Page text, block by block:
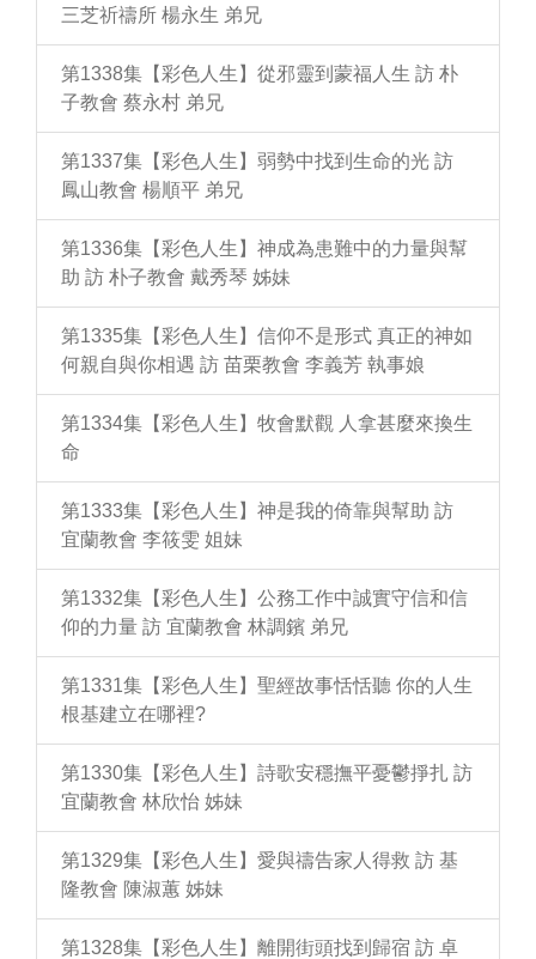
三芝祈禱所 楊永生 弟兄
第1338集【彩色人生】從邪靈到蒙福人生 訪 朴
子教會 蔡永村 弟兄
第1337集【彩色人生】弱勢中找到生命的光 訪
鳳山教會 楊順平 弟兄
第1336集【彩色人生】神成為患難中的力量與幫
助 訪 朴子教會 戴秀琴 姊妹
第1335集【彩色人生】信仰不是形式 真正的神如
何親自與你相遇 訪 苗栗教會 李義芳 執事娘
第1334集【彩色人生】牧會默觀 人拿甚麼來換生
命
第1333集【彩色人生】神是我的倚靠與幫助 訪
宜蘭教會 李筱雯 姐妹
第1332集【彩色人生】公務工作中誠實守信和信
仰的力量 訪 宜蘭教會 林調鑌 弟兄
第1331集【彩色人生】聖經故事恬恬聽 你的人生
根基建立在哪裡?
第1330集【彩色人生】詩歌安穩撫平憂鬱掙扎 訪
宜蘭教會 林欣怡 姊妹
第1329集【彩色人生】愛與禱告家人得救 訪 基
隆教會 陳淑蕙 姊妹
第1328集【彩色人生】離開街頭找到歸宿 訪 卓